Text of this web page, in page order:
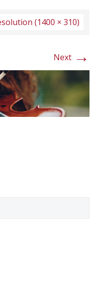
(1400 × 310)
Next →